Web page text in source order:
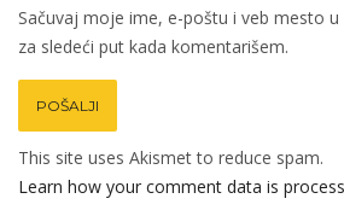
Sačuvaj moje ime, e-poštu i veb mesto
za sledeći put kada komentarišem.
This site uses Akismet to reduce spam.
Learn how your comment data is